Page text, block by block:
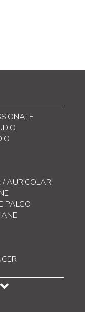
/ AURICOLARI
PALCO